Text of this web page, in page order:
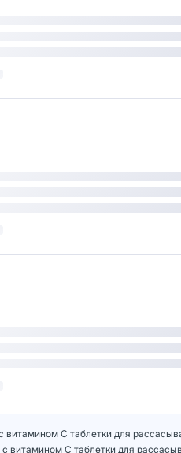
витамином С таблетки для
витамином С таблетки для